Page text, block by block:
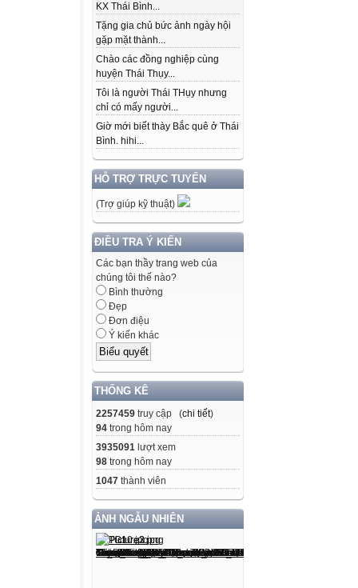
KX Thái Bình...
Tặng gia chủ bức ảnh ngày hội
gặp mặt thành...
Chào các đồng nghiệp cùng
huyện Thái Thụy...
Tôi là người Thái THụy nhưng
chỉ có mấy người...
Giờ mới biết thày Bắc quê ở Thái
Bình. hihi...
HỖ TRỢ TRỰC TUYẾN
(Trợ giúp kỹ thuật)
ĐIỀU TRA Ý KIẾN
Các bạn thầy trang web của
chúng tôi thế nào?
Bình thường
Đẹp
Đơn điệu
Ý kiến khác
THỐNG KÊ
2257459 truy cập (chi tiết)
94 trong hôm nay
3935091 lượt xem
98 trong hôm nay
1047 thành viên
ẢNH NGẪU NHIÊN